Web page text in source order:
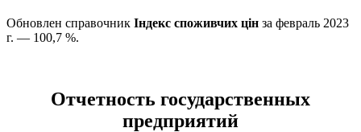
Обновлен справочник Індекс споживчих цін за февраль 2023
г. — 100,7 %.
Отчетность государственных
предприятий